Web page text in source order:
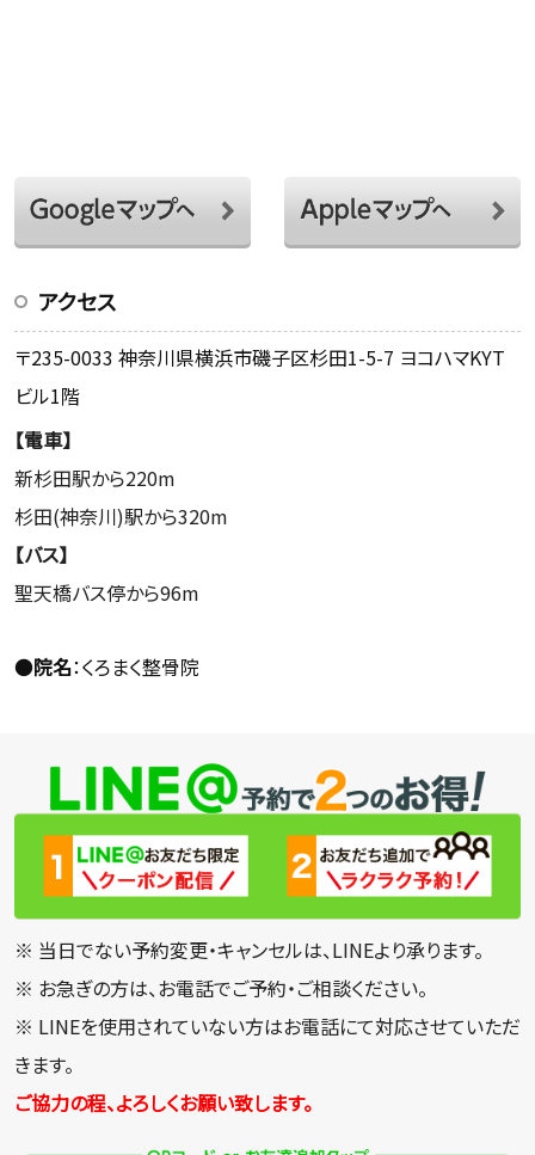
アクセス
〒235-0033 神奈川県横浜市磯子区杉田1-5-7 ヨコハマKYT
ビル1階
【電車】
新杉田駅から220m
杉田(神奈川)駅から320m
【バス】
聖天橋バス停から96m
●院名：くろまく整骨院
※ 当日でない予約変更・キャンセルは、LINEより承ります。
※ お急ぎの方は、お電話でご予約・ご相談ください。
※ LINEを使用されていない方はお電話にて対応させていただ
きます。
ご協力の程、よろしくお願い致します。